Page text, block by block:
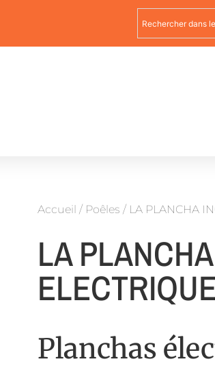
Accueil / Poêles / LA PLANCHA
LA
Planchas